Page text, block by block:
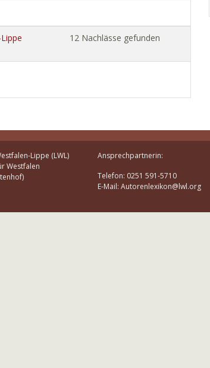
12 Nachlässe gefunden
Lippe (LWL)
Westfalen
Ansprechpartnerin:
Telefon: 0251 591-5710
E-Mail: Autorenlexikon@lwl.org